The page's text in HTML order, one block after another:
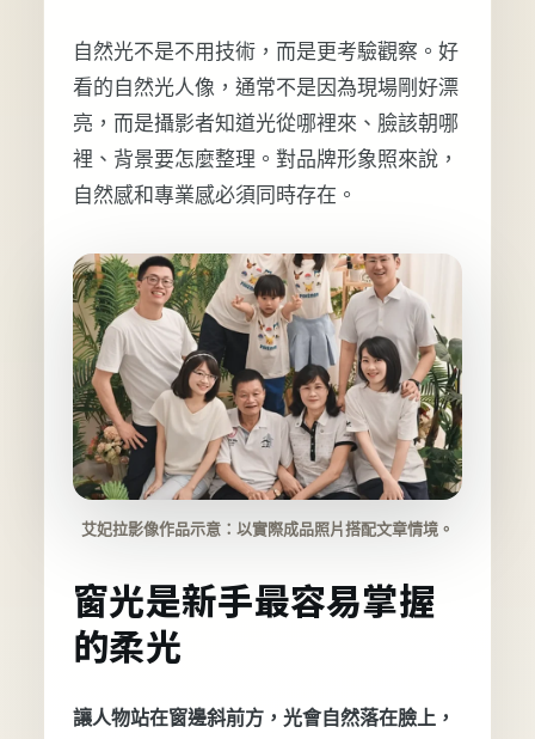
自然光不是不用技術，而是更考驗觀察。好
看的自然光人像，通常不是因為現場剛好漂
亮，而是攝影者知道光從哪裡來、臉該朝哪
裡、背景要怎麼整理。對品牌形象照來說，
自然感和專業感必須同時存在。
艾妃拉影像作品示意：以實際成品照片搭配文章情境。
窗光是新手最容易掌握
的柔光
讓人物站在窗邊斜前方，光會自然落在臉上，